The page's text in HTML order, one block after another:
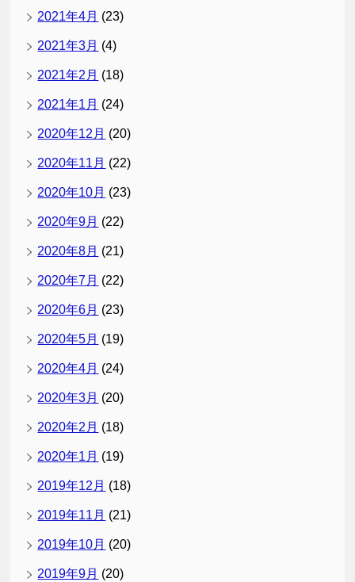
2021年4月 (23)
2021年3月 (4)
2021年2月 (18)
2021年1月 (24)
2020年12月 (20)
2020年11月 (22)
2020年10月 (23)
2020年9月 (22)
2020年8月 (21)
2020年7月 (22)
2020年6月 (23)
2020年5月 (19)
2020年4月 (24)
2020年3月 (20)
2020年2月 (18)
2020年1月 (19)
2019年12月 (18)
2019年11月 (21)
2019年10月 (20)
2019年9月 (20)